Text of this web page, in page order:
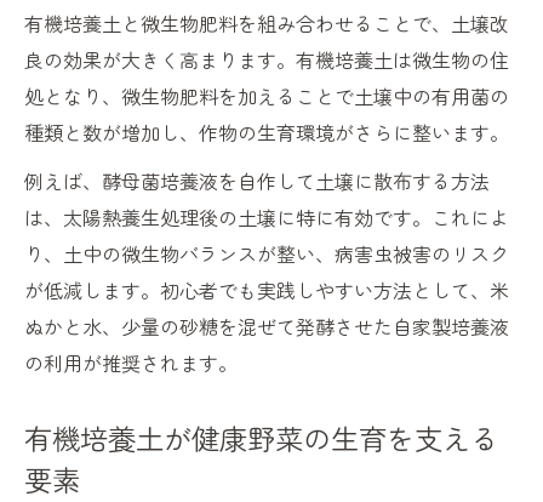
有機培養土と微生物肥料を組み合わせることで、土壌改
良の効果が大きく高まります。有機培養土は微生物の住
処となり、微生物肥料を加えることで土壌中の有用菌の
種類と数が増加し、作物の生育環境がさらに整います。
例えば、酵母菌培養液を自作して土壌に散布する方法
は、太陽熱養生処理後の土壌に特に有効です。これによ
り、土中の微生物バランスが整い、病害虫被害のリスク
が低減します。初心者でも実践しやすい方法として、米
ぬかと水、少量の砂糖を混ぜて発酵させた自家製培養液
の利用が推奨されます。
有機培養土が健康野菜の生育を支える
要素